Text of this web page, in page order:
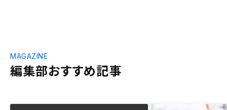
編集部おすすめ記事
MAGAZINE